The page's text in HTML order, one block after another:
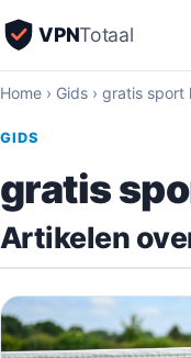
VPNTotaal
Home › Gids › gratis sport
GIDS
gratis
Artikelen